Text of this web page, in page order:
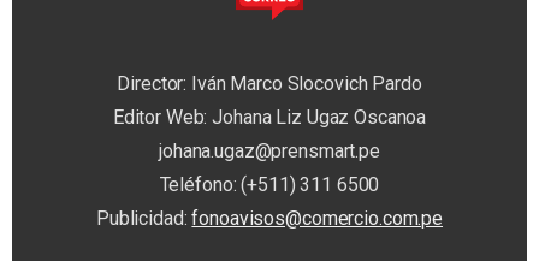
Director: Iván Marco Slocovich Pardo
Editor Web: Johana Liz Ugaz Oscanoa
johana.ugaz@prensmart.pe
Teléfono: (+511) 311 6500
Publicidad:fonoavisos@comercio.com.pe